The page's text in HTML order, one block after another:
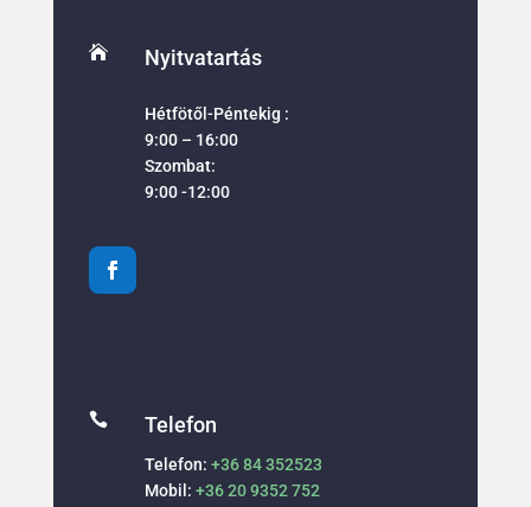
 Nyitvatartás
Hétfötől-Péntekig :
9:00 – 16:00
Szombat:
9:00 -12:00
 Telefon
Telefon: +36 84 352523
Mobil: +36 20 9352 752